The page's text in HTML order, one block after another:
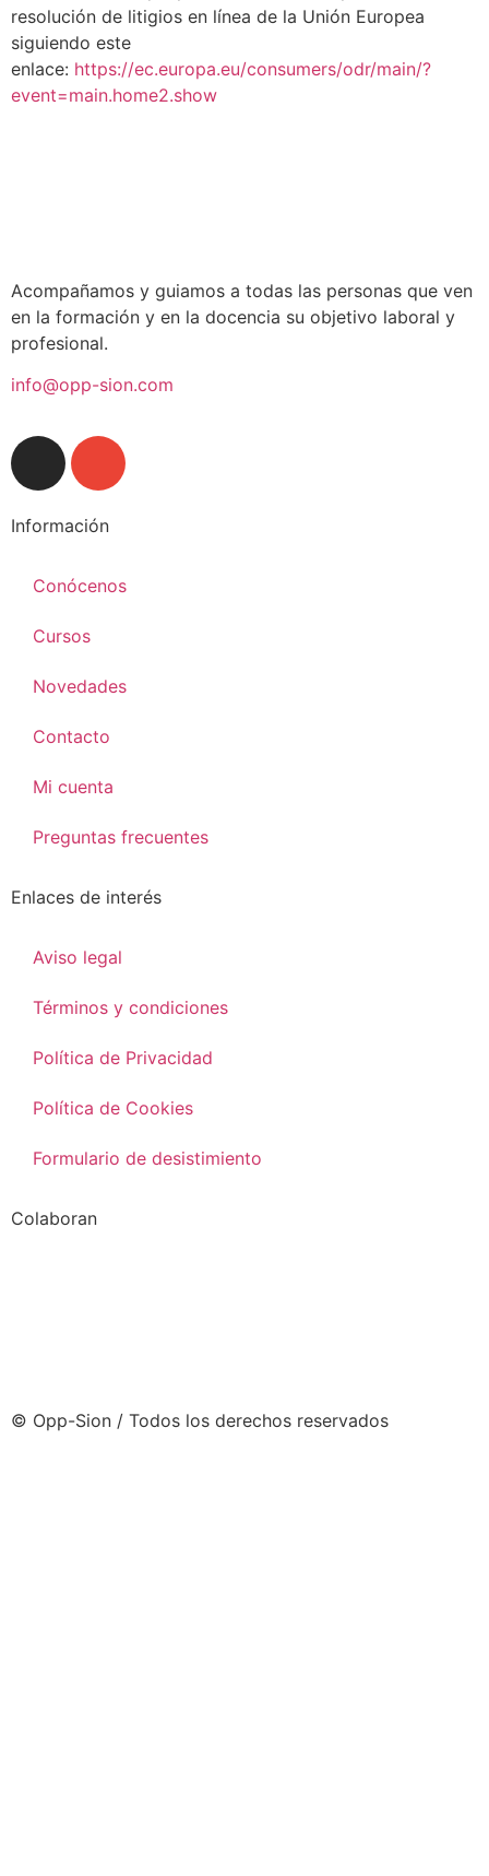
resolución de litigios en línea de la Unión Europea
siguiendo este
enlace: https://ec.europa.eu/consumers/odr/main/?
event=main.home2.show
Acompañamos y guiamos a todas las personas que ven
en la formación y en la docencia su objetivo laboral y
profesional.
info@opp-sion.com
Información
Conócenos
Cursos
Novedades
Contacto
Mi cuenta
Preguntas frecuentes
Enlaces de interés
Aviso legal
Términos y condiciones
Política de Privacidad
Política de Cookies
Formulario de desistimiento
Colaboran
© Opp-Sion / Todos los derechos reservados